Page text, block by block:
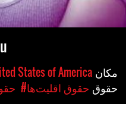
States of America
#حقوق اقلیت‌ها